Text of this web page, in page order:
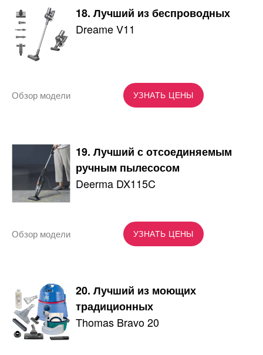
18. Лучший из беспроводных
Dreame V11
УЗНАТЬ ЦЕНЫ
Обзор модели
19. Лучший с отсоединяемым
ручным пылесосом
Deerma DX115C
УЗНАТЬ ЦЕНЫ
Обзор модели
20. Лучший из моющих
традиционных
Thomas Bravo 20